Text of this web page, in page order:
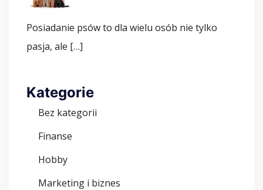
Posiadanie psów to dla wielu osób nie tylko
pasja, ale […]
Kategorie
Bez kategorii
Finanse
Hobby
Marketing i biznes